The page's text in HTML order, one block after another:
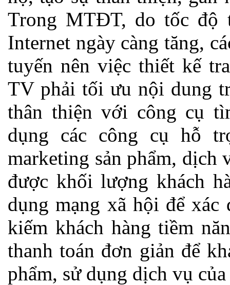
Trong MTĐT, do tốc độ
Internet ngày càng tăng,
tuyến nên việc thiết kế
TV phải tối ưu nội dung
thân thiện với công cụ
dụng các công cụ hỗ
marketing sản phẩm, dịch
được khối lượng khách
dụng mạng xã hội để
kiếm khách hàng tiềm
thanh toán đơn giản để
phẩm, sử dụng dịch vụ